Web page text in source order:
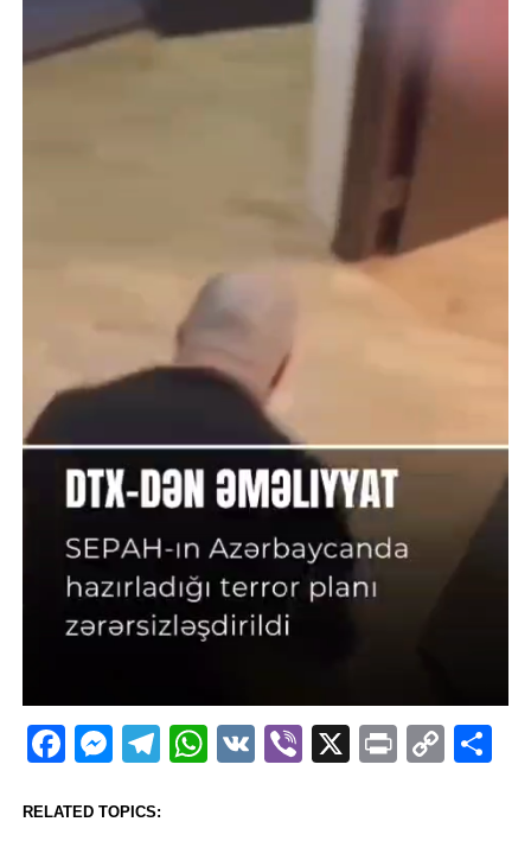
Facebook
Messenger
Telegram
WhatsApp
VKViber
X PrintCopy
RELATED TOPICS: